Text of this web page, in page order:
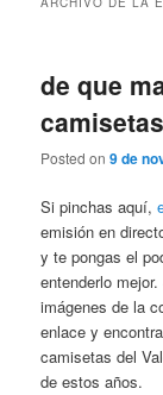
de que
Posted on9 de
Si pinchas aquí,
emisión en
y te pongas el
entenderlo
imágenes de la
enlace y
camisetas del
de estos años.